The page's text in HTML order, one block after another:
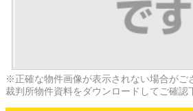
※正確な物件画像が表示されない場合がご
裁判所物件資料をダウンロードしてご確認